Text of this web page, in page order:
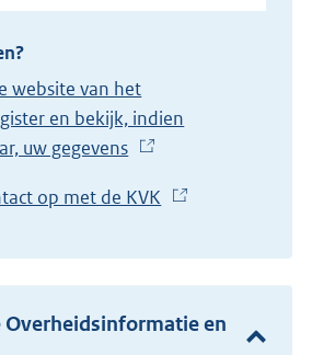
en bekijk, indien
uw gegevens
x
e
n
op met de KVK
x
t
e
Overheidsinformatie en